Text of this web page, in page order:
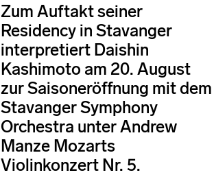
Zum Auftakt seiner
Residency in Stavanger
interpretiert Daishin
Kashimoto am 20. August
zur Saisoneröffnung mit dem
Stavanger Symphony
Orchestra unter Andrew
Manze Mozarts
Violinkonzert Nr. 5.